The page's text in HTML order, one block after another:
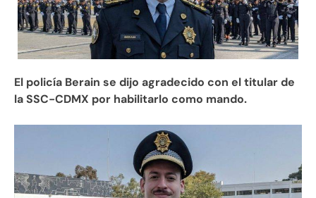
El policía Berain se dijo agradecido con el titular de
la SSC-CDMX por habilitarlo como mando.